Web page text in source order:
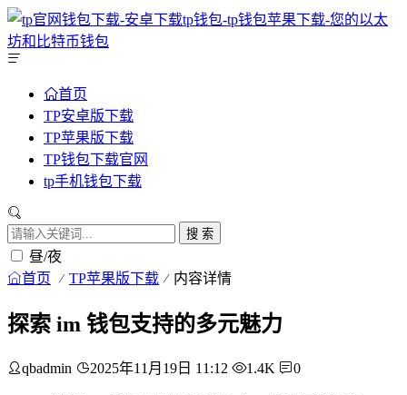
首页
TP安卓版下载
TP苹果版下载
TP钱包下载官网
tp手机钱包下载
搜 索
昼/夜
首页 TP苹果版下载 内容详情
探索 im 钱包支持的多元魅力
qbadmin 2025年11月19日 11:12 1.4K 0